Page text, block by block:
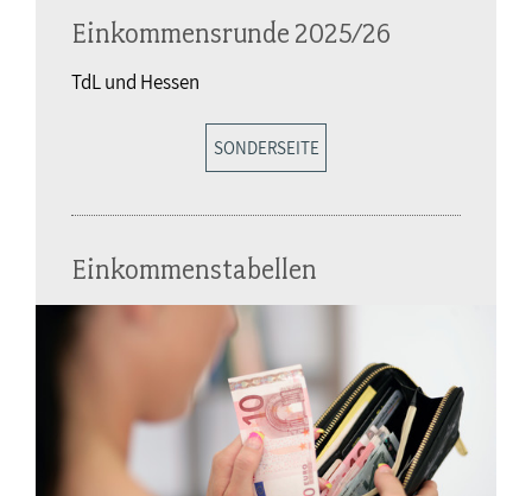
Einkommensrunde 2025/26
TdL und Hessen
SONDERSEITE
Einkommenstabellen